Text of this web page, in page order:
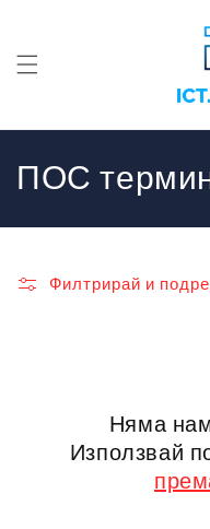
К
о
е
ПОС
Филтрирай и
Няма
Използвай